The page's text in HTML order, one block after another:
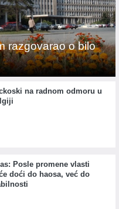
razgovarao o bilo
na radnom odmoru u
Posle promene vlasti
doći do haosa, već do